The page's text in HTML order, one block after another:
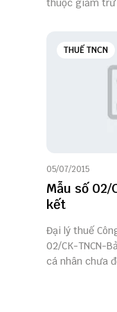
thuộc giảm trừ
THUẾ TNCN
05/07/2015
Mẫu số 02/
kết
Đại lý thuế
02/CK-TNCN-
cá nhân chưa